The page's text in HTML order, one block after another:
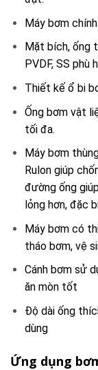
Máy bơm
Mặt bích, ống
PVDF, SS phù
Thiết kế ổ bi
Ống bơm vật
tối đa.
Máy bơm
Rulon giúp
đường ống
lỏng hơn, đặc
Máy bơm có
tháo bơm, vệ
Cánh bơm sử
ăn mòn tốt
Độ dài ống
dùng
Ứng dụng